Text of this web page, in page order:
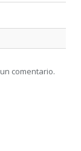
comentario.